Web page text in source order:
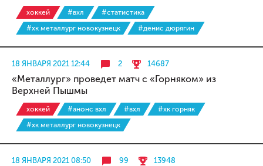
хоккей #вхл
#статистика
#хк металлург новокузнецк
#денис дюрягин
18 ЯНВАРЯ 2021 12:44 2 14687
«Металлург» проведет матч с «Горняком» из
Верхней Пышмы
хоккей #анонс вхл #вхл
#хк горняк
#хк металлург новокузнецк
18 ЯНВАРЯ 2021 08:50 99 13948